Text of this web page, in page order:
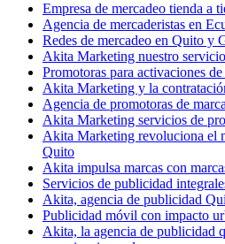
Empresa de mercadeo tienda a
Agencia de mercaderistas en
Redes de mercadeo en Quito y
Akita Marketing nuestro
Promotoras para activaciones
Akita Marketing y la
Agencia de promotoras de
Akita Marketing servicios de
Akita Marketing revoluciona el
Quito
Akita impulsa marcas con
Servicios de publicidad
Akita, agencia de publicidad
Publicidad móvil con impacto
Akita, la agencia de publicidad